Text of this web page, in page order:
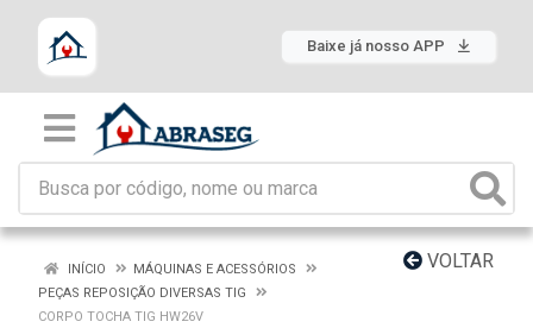
Baixe já nosso APP
VOLTAR
INÍCIO
MÁQUINAS E ACESSÓRIOS
PEÇAS REPOSIÇÃO DIVERSAS TIG
CORPO TOCHA TIG HW26V